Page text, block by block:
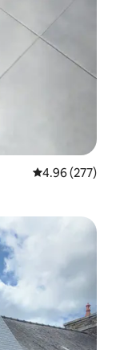
平均评分 4.96
4.96 (277)